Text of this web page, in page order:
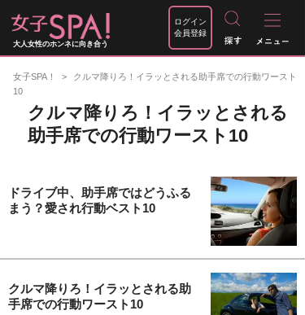
大人女性のホンネに向き合う
ログイン
会員登録
女子SPA！
クルマ降りろ！イラッとされる助手席での行動ワースト
10
クルマ降りろ！イラッとされる
助手席での行動ワースト10
ドライブ中、助手席ではどうふる
まう？愛され行動ベスト10
クルマ降りろ！イラッとされる助
手席での行動ワースト10